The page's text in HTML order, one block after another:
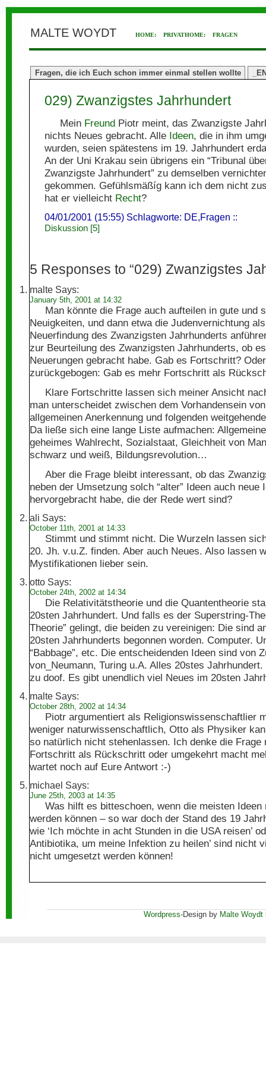
MALTE WOYDT HOME: PRIVATHOME: FRAGEN
Fragen, die ich Euch schon immer einmal stellen wollte
029) Zwanzigstes Jahrhundert
Mein Freund Piotr meint, das Zwanzigste
nichts Neues gebracht. Alle Ideen, die in ihm
wurden, seien spätestens im 19. Jahrhundert
An der Uni Krakau sein übrigens ein “Tribunal
Zwanzigste Jahrhundert” zu demselben
gekommen. Gefühlsmäßíg kann ich dem nicht
hat er vielleicht Recht?
04/01/2001 (15:55) Schlagworte: DE,Fragen ::
Diskussion [5]
5 Responses to “029) Zwanzigstes
malte Says:
January 5th, 2001 at 14:32
Man könnte die Frage auch aufteilen in gute und
Neuigkeiten, und dann etwa die Judenvernichtung
Neuerfindung des Zwanzigsten Jahrhunderts
zur Beurteilung des Zwanzigsten Jahrhunderts, ob
Neuerungen gebracht habe. Gab es Fortschritt?
zurückgebogen: Gab es mehr Fortschritt als
Klare Fortschritte lassen sich meiner Ansicht
man unterscheidet zwischen dem Vorhandensein
allgemeinen Anerkennung und folgenden
Da ließe sich eine lange Liste aufmachen:
geheimes Wahlrecht, Sozialstaat, Gleichheit von
schwarz und weiß, Bildungsrevolution…
Aber die Frage bleibt interessant, ob das
neben der Umsetzung solch “alter” Ideen auch neue
hervorgebracht habe, die der Rede wert sind?
ali Says:
October 11th, 2001 at 14:33
Stimmt und stimmt nicht. Die Wurzeln lassen
20. Jh. v.u.Z. finden. Aber auch Neues. Also lassen
Mystifikationen lieber sein.
otto Says:
October 24th, 2002 at 14:34
Die Relativitätstheorie und die Quantentheorie
20sten Jahrhundert. Und falls es der Superstring-
Theorie” gelingt, die beiden zu vereinigen: Die sind
20sten Jahrhunderts begonnen worden. Computer.
“Babbage”, etc. Die entscheidenden Ideen sind von
von_Neumann, Turing u.A. Alles 20stes
zu doof. Es gibt unendlich viel Neues im 20sten
malte Says:
October 28th, 2002 at 14:34
Piotr argumentiert als Religionswissenschaftlier
weniger naturwissenschaftlich, Otto als Physiker
so natürlich nicht stehenlassen. Ich denke die Frage
Fortschritt als Rückschritt oder umgekehrt macht
wartet noch auf Eure Antwort :-)
michael Says:
June 25th, 2003 at 14:35
Was hilft es bitteschoen, wenn die meisten
werden können – so war doch der Stand des 19
wie ‘Ich möchte in acht Stunden in die USA reisen’
Antibiotika, um meine Infektion zu heilen’ sind nicht
nicht umgesetzt werden können!
Wordpress-Design by Malte Woydt